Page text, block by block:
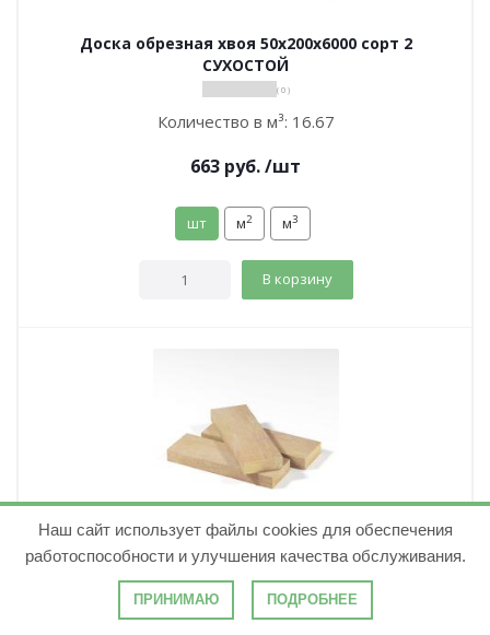
Доска обрезная хвоя 50х200х6000 сорт 2
СУХОСТОЙ
( 0 )
Количество в м³: 16.67
663 руб./шт
шт м2 м3
В корзину
Доска обрезная сухая 40х150х6000 хвоя Сорт 1
ГОСТ
Количество в м³:27.78
Наш сайт использует файлы cookies для обеспечения
работоспособности и улучшения качества обслуживания.
ПРИНИМАЮ ПОДРОБНЕЕ